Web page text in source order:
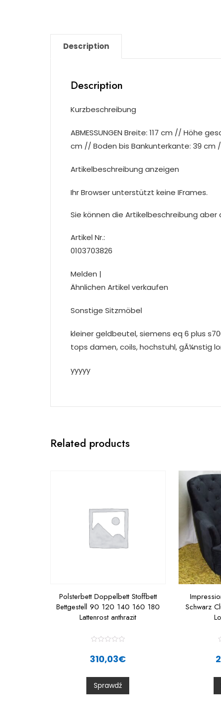
Description
Description
Kurzbeschreibung
ABMESSUNGEN Breite: 117 cm // Höhe
cm // Boden bis Bankunterkante: 39 cm
Artikelbeschreibung anzeigen
Ihr Browser unterstützt keine IFrames.
Sie können die Artikelbeschreibung aber
Artikel Nr.:
0103703826
Melden |
Ähnlichen Artikel verkaufen
Sonstige Sitzmöbel
kleiner geldbeutel, siemens eq 6 plus
tops damen, coils, hochstuhl, gÃ¼nstig
yyyyy
Related products
Polsterbett Doppelbett Stoffbett
Bettgestell 90 120 140 160 180
Lattenrost anthrazit
a
t
0
o
u
t
310,03€
Sprawdź
Schwarz
t
t